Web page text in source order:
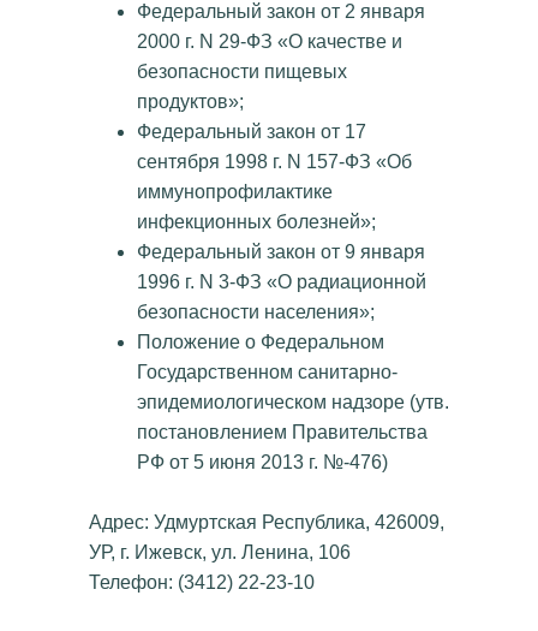
Федеральный закон от 2 января
2000 г. N 29-ФЗ «О качестве и
безопасности пищевых
продуктов»;
Федеральный закон от 17
сентября 1998 г. N 157-ФЗ «Об
иммунопрофилактике
инфекционных болезней»;
Федеральный закон от 9 января
1996 г. N 3-ФЗ «О радиационной
безопасности населения»;
Положение о Федеральном
Государственном санитарно-
эпидемиологическом надзоре (утв.
постановлением Правительства
РФ от 5 июня 2013 г. №-476)
Адрес: Удмуртская Республика, 426009,
УР, г. Ижевск, ул. Ленина, 106
Телефон: (3412) 22-23-10